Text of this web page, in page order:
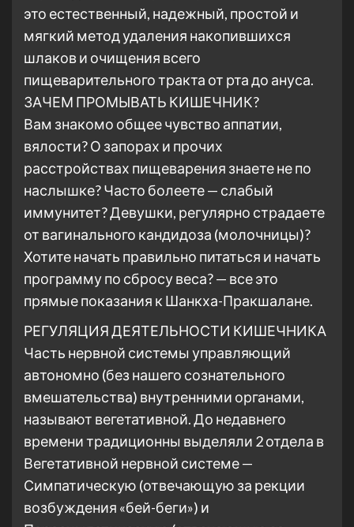
это естественный, надежный, простой и
мягкий метод удаления накопившихся
шлаков и очищения всего
пищеварительного тракта от рта до ануса.
ЗАЧЕМ ПРОМЫВАТЬ КИШЕЧНИК?
Вам знакомо общее чувство аппатии,
вялости? О запорах и прочих
расстройствах пищеварения знаете не по
наслышке? Часто болеете — слабый
иммунитет? Девушки, регулярно страдаете
от вагинального кандидоза (молочницы)?
Хотите начать правильно питаться и начать
программу по сбросу веса? — все это
прямые показания к Шанкха-Пракшалане.
РЕГУЛЯЦИЯ ДЕЯТЕЛЬНОСТИ КИШЕЧНИКА
Часть нервной системы управляющий
автономно (без нашего сознательного
вмешательства) внутренними органами,
называют вегетативной. До недавнего
времени традиционны выделяли 2 отдела в
Вегетативной нервной системе —
Симпатическую (отвечающую за рекции
возбуждения «бей-беги») и